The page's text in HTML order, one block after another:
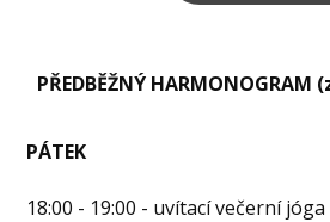
PŘEDBĚŽNÝ
PÁTEK
18:00 - 19:00 - uvítací večerní